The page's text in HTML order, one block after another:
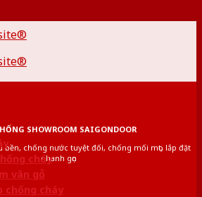
SHOWROOM SAIGONDOOR
bền, chống nước tuyệt đối, chống mối mọt, lắp đặt
nhanh gọn
cháy
vân gỗ
chống cháy